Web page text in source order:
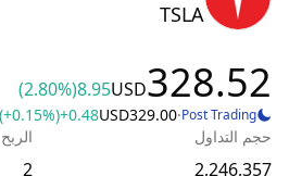
TSLA
328.52
USD
8.95
(2.80%)
Post Trading
·
329.00
USD
+0.48
(+0.15%)
حجم التداول
2,246,357
2